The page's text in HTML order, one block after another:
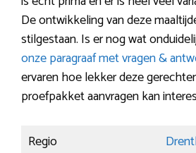
De ontwikkeling van deze
stilgestaan. Is er nog wat
onze paragraaf met vragen &
ervaren hoe lekker deze
proefpakket aanvragen kan
Regio